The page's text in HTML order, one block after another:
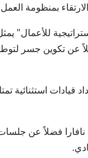
بمنظومة
للأعمال"
عن تكوين جسر
استثنائية
نافارا فضلاً عن